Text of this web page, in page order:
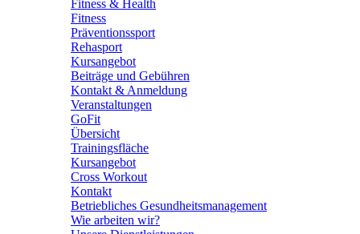
Fitness & Health
Fitness
Präventionssport
Rehasport
Kursangebot
Beiträge und Gebühren
Kontakt & Anmeldung
Veranstaltungen
GoFit
Übersicht
Trainingsfläche
Kursangebot
Cross Workout
Kontakt
Betriebliches Gesundheitsmanagement
Wie arbeiten wir?